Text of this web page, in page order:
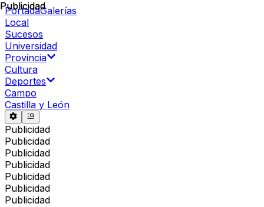
PortadaGalerías
Local
Sucesos
Universidad
Provincia
Cultura
Deportes
Campo
Castilla y León
Publicidad
Publicidad
Publicidad
Publicidad
Publicidad
Publicidad
Publicidad
Publicidad
Publicidad